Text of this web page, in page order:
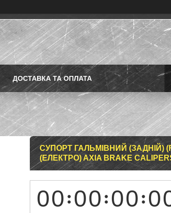
ДОСТАВКА ТА ОПЛАТА
СУПОРТ ГАЛЬМІВНИЙ (ЗАДНІЙ) (R)
(ЕЛЕКТРО) AXIA BRAKE
00 00 00 0